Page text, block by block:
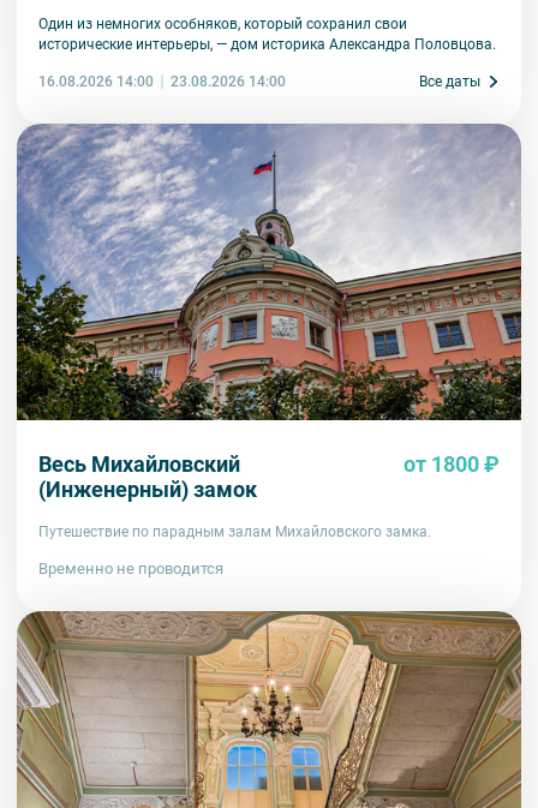
Один из немногих особняков, который сохранил свои
исторические интерьеры, — дом историка Александра Половцова.
16.08.2026 14:00 23.08.2026 14:00 Все даты
Весь Михайловский
(Инженерный) замок
от 1800 ₽
Путешествие по парадным залам Михайловского замка.
Временно не проводится